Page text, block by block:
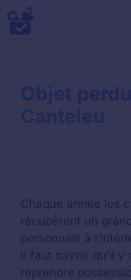
Aller
au
Chaque année les
récupèrent un
personnels à
Il faut savoir qu’il
reprendre